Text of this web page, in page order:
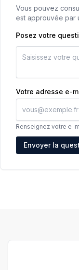
Vous pouvez
est approuvée par
Posez votre
Votre adresse e-
Renseignez votre e-
Adresse e-mail
Envoyer la